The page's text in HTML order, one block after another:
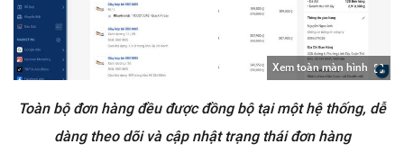
Xem toàn màn hình
Toàn bộ đơn hàng đều được đồng bộ tại một hệ thống, dễ
dàng theo dõi và cập nhật trạng thái đơn hàng